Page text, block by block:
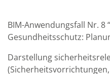
BIM-Anwendungsfall Nr. 8
Gesundheitsschutz:
Darstellung